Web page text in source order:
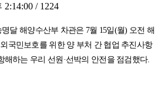
2:14:00 / 1224
달 해양수산부 차관은 7월 15일(월) 오전 해
국민보호를 위한 양 부처 간 협업 추진사항
해하는 우리 선원·선박의 안전을 점검했다.